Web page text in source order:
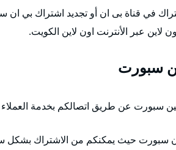
في قناة بى ان أو تجديد اشتراك بي ان
لاين عبر الأنترنت اون لاين الكويت.
سبورت
سبورت عن طريق اتصالكم بخدمة العملاء أو